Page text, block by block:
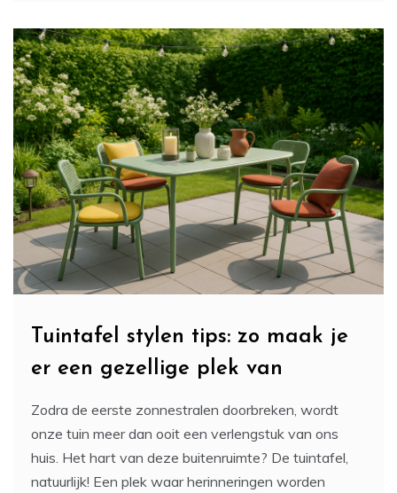
Tuintafel stylen tips: zo maak je
er een gezellige plek van
Zodra de eerste zonnestralen doorbreken, wordt
onze tuin meer dan ooit een verlengstuk van ons
huis. Het hart van deze buitenruimte? De tuintafel,
natuurlijk! Een plek waar herinneringen worden